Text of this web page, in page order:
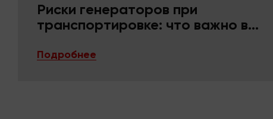
Риски генераторов при
транспортировке: что важно в
Подробнее